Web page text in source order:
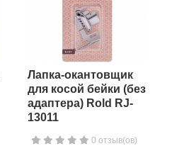
Лапка-окантовщик
для косой бейки (без
адаптера) Rold RJ-
13011
0 отзыв(ов)